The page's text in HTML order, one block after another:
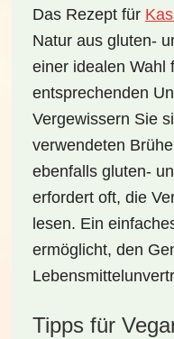
Das Rezept für
Natur aus gluten-
einer idealen Wahl
entsprechenden
Vergewissern Sie
verwendeten
ebenfalls gluten-
erfordert oft, die
lesen. Ein
ermöglicht, den
Tipps für